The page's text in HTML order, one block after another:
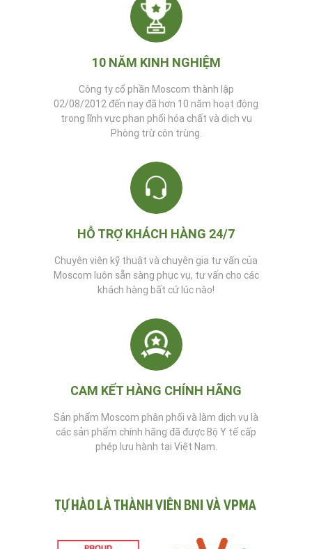
10 NĂM KINH NGHIỆM
Công ty cổ phần Moscom thành lập
02/08/2012 đến nay đã hơn 10 năm hoạt động
trong lĩnh vực phan phối hóa chất và dịch vụ
Phòng trừ côn trùng.
HỖ TRỢ KHÁCH HÀNG 24/7
Chuyên viên kỹ thuật và chuyên gia tư vấn của
Moscom luôn sẵn sàng phục vụ, tư vấn cho các
khách hàng bất cứ lúc nào!
CAM KẾT HÀNG CHÍNH HÃNG
Sản phẩm Moscom phân phối và làm dịch vụ là
các sản phẩm chính hãng đã được Bộ Y tế cấp
phép lưu hành tại Việt Nam.
Tự hào là thành viên BNI và VPMA